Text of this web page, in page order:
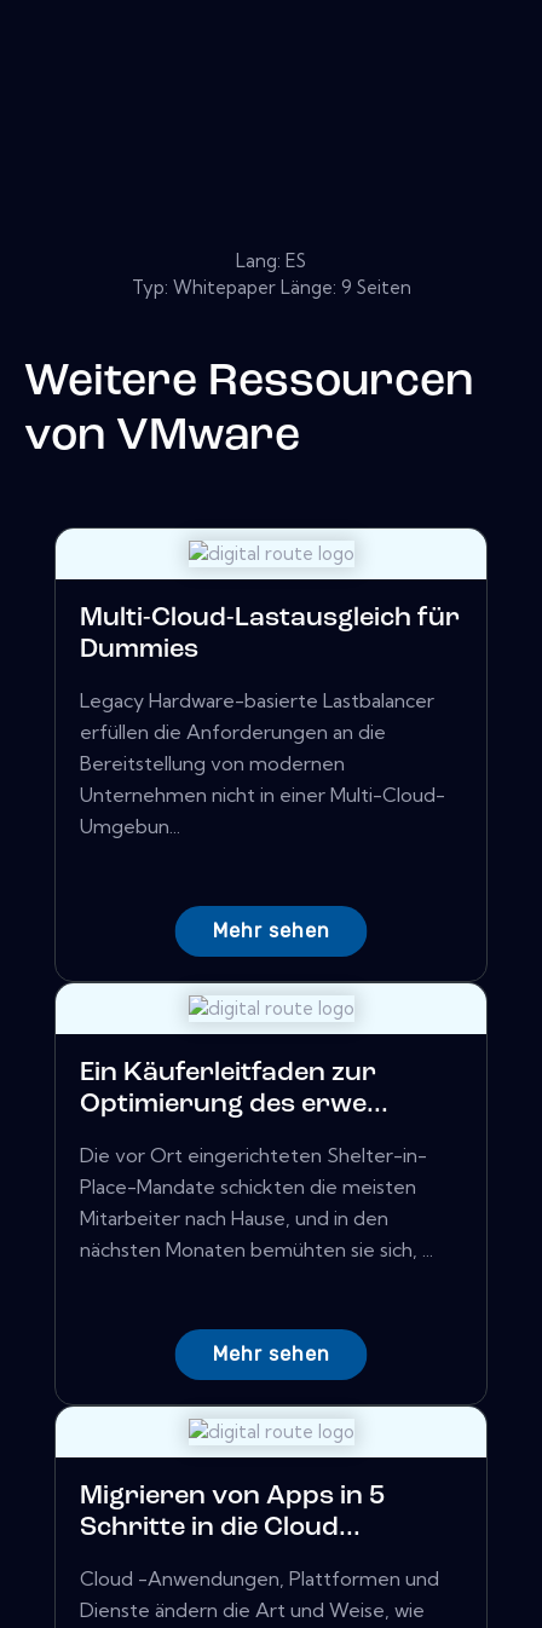
Lang: ES
Typ: Whitepaper Länge: 9 Seiten
Weitere Ressourcen
von VMware
Multi-Cloud-Lastausgleich für
Dummies
Legacy Hardware-basierte Lastbalancer
erfüllen die Anforderungen an die
Bereitstellung von modernen
Unternehmen nicht in einer Multi-Cloud-
Umgebun...
Mehr sehen
Ein Käuferleitfaden zur
Optimierung des erwe...
Die vor Ort eingerichteten Shelter-in-
Place-Mandate schickten die meisten
Mitarbeiter nach Hause, und in den
nächsten Monaten bemühten sie sich, ...
Mehr sehen
Migrieren von Apps in 5
Schritte in die Cloud...
Cloud -Anwendungen, Plattformen und
Dienste ändern die Art und Weise, wie